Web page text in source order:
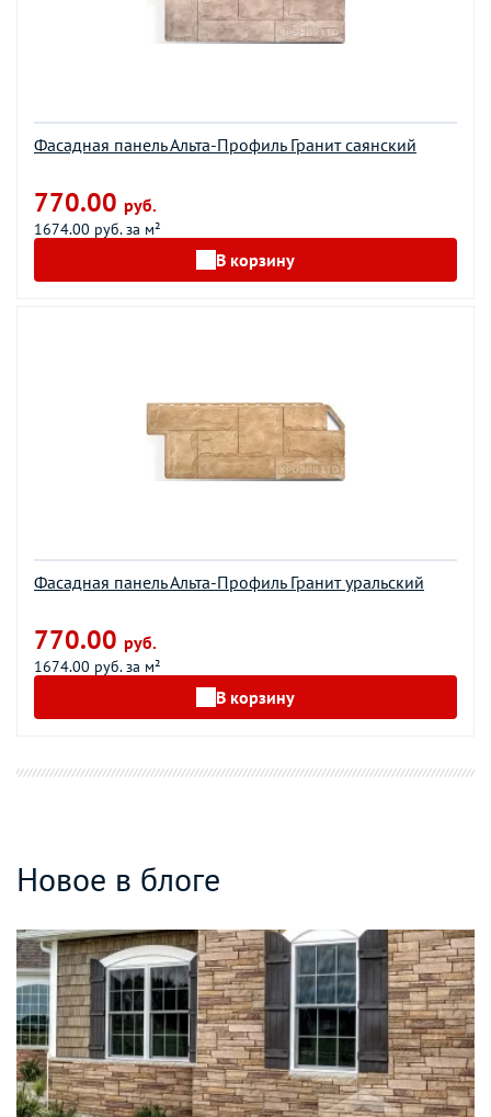
Фасадная панель Альта-Профиль Гранит саянский
770.00 руб.
1674.00 руб. за м²
В корзину
Фасадная панель Альта-Профиль Гранит уральский
770.00 руб.
1674.00 руб. за м²
В корзину
Новое в блоге